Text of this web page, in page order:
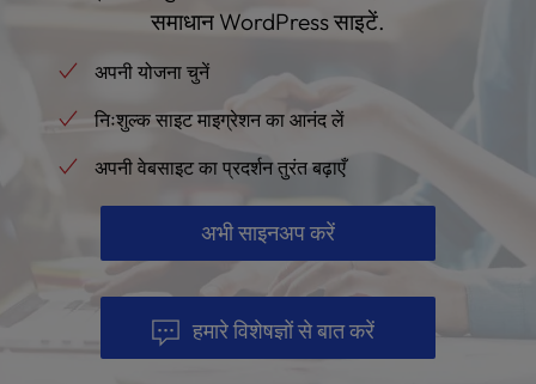
समाधान WordPress साइटें.
अपनी योजना चुनें
निःशुल्क साइट माइग्रेशन का आनंद लें
अपनी वेबसाइट का प्रदर्शन तुरंत बढ़ाएँ
अभी साइनअप करें
हमारे विशेषज्ञों से बात करें